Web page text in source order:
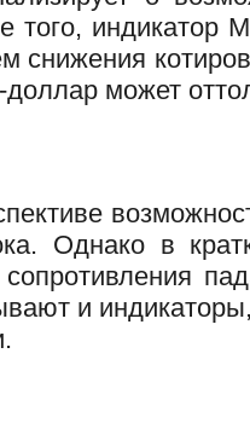
того, индикатор
снижения
может
Однако в
и